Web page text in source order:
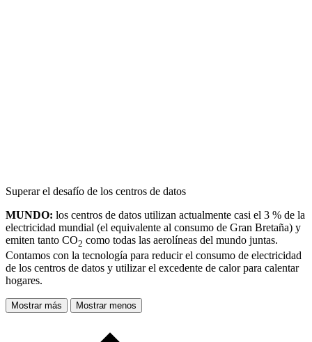
Superar el desafío de los centros de datos
MUNDO: los centros de datos utilizan actualmente casi el 3 % de la
electricidad mundial (el equivalente al consumo de Gran Bretaña) y
emiten tanto CO2 como todas las aerolíneas del mundo juntas.
Contamos con la tecnología para reducir el consumo de electricidad
de los centros de datos y utilizar el excedente de calor para calentar
hogares.
Mostrar más Mostrar menos